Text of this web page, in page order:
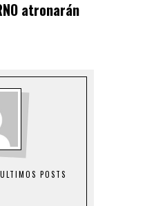
atronarán
ULTIMOS POSTS